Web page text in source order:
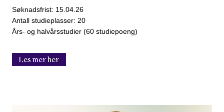
Søknadsfrist: 15.04.26
Antall studieplasser: 20
Års- og halvårsstudier (60 studiepoeng)
Les mer her